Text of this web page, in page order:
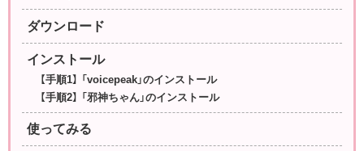
ダウンロード
インストール
【手順1】 「voicepeak」のインストール
【手順2】 「邪神ちゃん」のインストール
使ってみる